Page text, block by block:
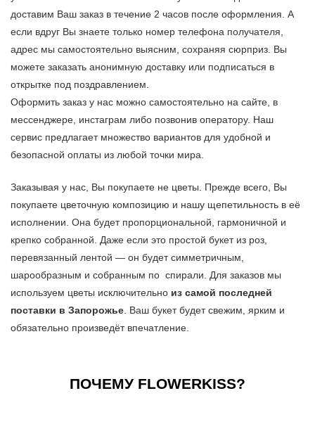
доставим Ваш заказ в течение 2 часов после оформления. А
если вдруг Вы знаете только номер телефона получателя,
адрес мы самостоятельно выясним, сохраняя сюрприз. Вы
можете заказать анонимную доставку или подписаться в
открытке под поздравлением.
Оформить заказ у нас можно самостоятельно на сайте, в
мессенджере, инстаграм либо позвонив оператору. Наш
сервис предлагает множество вариантов для удобной и
безопасной оплаты из любой точки мира.
Заказывая у нас, Вы покупаете не цветы. Прежде всего, Вы
покупаете цветочную композицию и нашу щепетильность в её
исполнении. Она будет пропорциональной, гармоничной и
крепко собранной. Даже если это простой букет из роз,
перевязанный лентой — он будет симметричным,
шарообразным и собранным по спирали. Для заказов мы
используем цветы исключительно из самой последней
поставки в Запорожье . Ваш букет будет свежим, ярким и
обязательно произведёт впечатление.
ПОЧЕМУ FLOWERKISS?